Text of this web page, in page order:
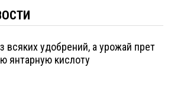
всяких удобрений, а урожай прет
янтарную кислоту